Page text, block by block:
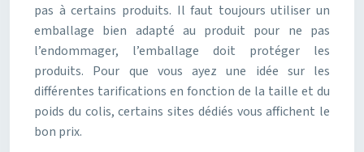
pas à certains produits. Il faut toujours utiliser un
emballage bien adapté au produit pour ne pas
l’endommager, l’emballage doit protéger les
produits. Pour que vous ayez une idée sur les
différentes tarifications en fonction de la taille et du
poids du colis, certains sites dédiés vous affichent le
bon prix.